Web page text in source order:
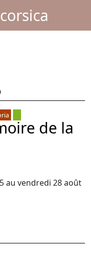
de la
au vendredi 28 août